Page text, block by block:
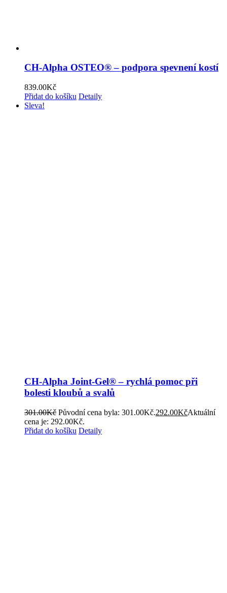
CH-Alpha OSTEO® – podpora spevnení kostí
839.00Kč
Přidat do košíku Detaily
Sleva!
CH-Alpha Joint-Gel® – rychlá pomoc při
bolesti kloubů a svalů
301.00Kč Původní cena byla: 301.00Kč.292.00KčAktuální
cena je: 292.00Kč.
Přidat do košíku Detaily